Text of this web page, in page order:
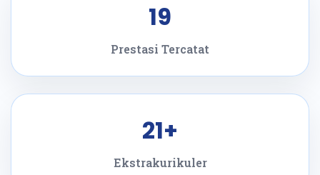
19
Prestasi Tercatat
21+
Ekstrakurikuler